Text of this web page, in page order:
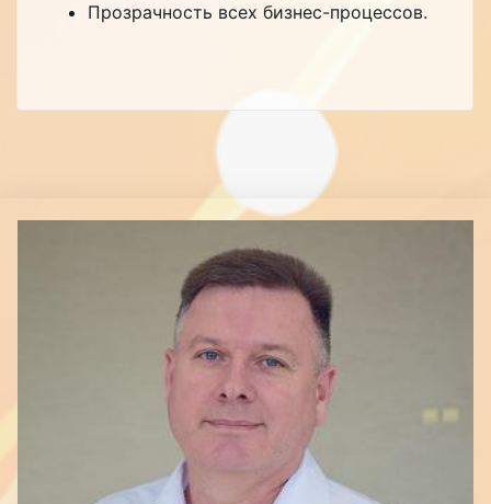
Прозрачность всех бизнес-процессов.